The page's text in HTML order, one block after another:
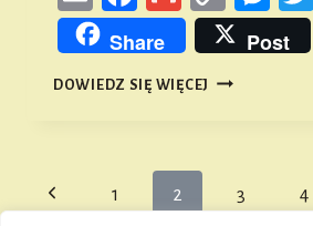
Link
Share Post
DOWIEDZ SIĘ WIĘCEJ PIERWSZY
Nawigacja
Poprzednia
1 2 3 4